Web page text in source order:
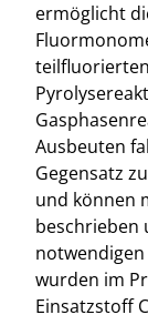
ermöglicht
teilfluorierten
Ausbeuten
Gegensatz
und können
beschrieben
wurden im
Einsatzstoff